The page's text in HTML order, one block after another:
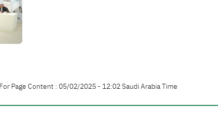
Page Content : 05/02/2025 - 12:02 Saudi Arabia Time